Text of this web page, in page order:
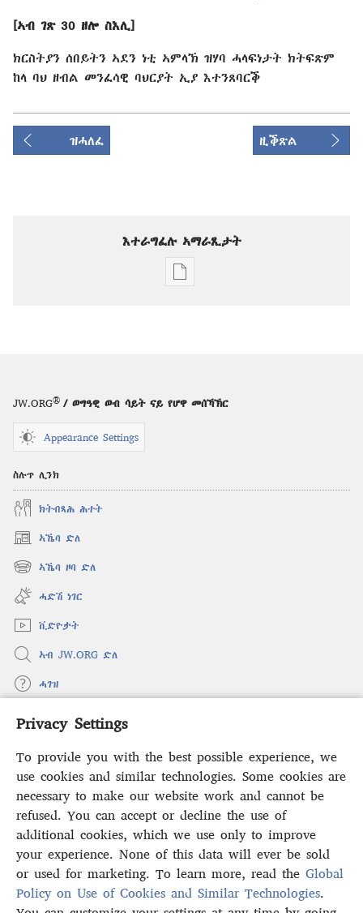
Privacy Settings
To provide you with the best possible experience, we
use cookies and similar technologies. Some cookies are
necessary to make our website work and cannot be
refused. You can accept or decline the use of
additional cookies, which we use only to improve
your experience. None of this data will ever be sold
or used for marketing. To learn more, read the Global
Policy on Use of Cookies and Similar Technologies
[ኣብ ገጽ 30 ዘሎ ስእሊ]
ክርስትያን ሰበይትን ኣደን ነቲ ኣምላኽ ዝሃባ ሓላፍነታት ክትፍጽም
ከላ ባህ ዘብል መንፈሳዊ ባህርያት ኢያ እተንጸባርቕ
ዝሓለፈ ዚቕጽል
እተራግፈሉ ኣማራጺታት
ዲጂታዊ
ዘብዐኛ
ጥቅምቲ
JW.ORG® / ወግዓዊ ወብ ሳይት ናይ የሆዋ መሰኻኽር
Appearance Settings
ስሉጥ ሊንክ
ክትብጻሕ ሕተት
ኣኼባ ድለ
(opens
new
window)
ኣኼባ ዞባ ድለ
(opens
new
window)
ሓድሽ ነገር
ቪድዮታት
ኣብ JW.ORG ድለ
ሓገዝ
ወፈያ
(opens
window)
ቤተ መጻሕፍቲ ኢንተርነት ግምቢ ዘብዐኛ
(opens
new
window)JW Hub ®
(opens
new
ኣፕሊኬሽንJW Library